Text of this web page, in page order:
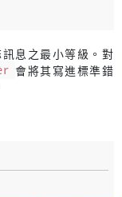
息之最小等級。對
會將其寫進標準錯